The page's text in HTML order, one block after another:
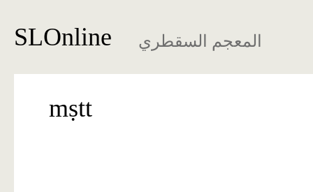
SLOnline المعجم السقطري
mṣtt